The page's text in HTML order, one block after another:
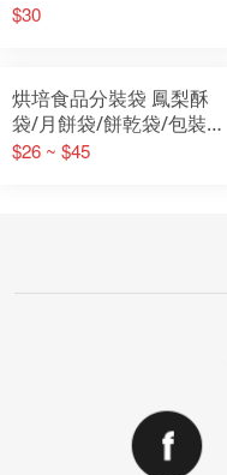
$30
烘培食品分裝袋 鳳梨酥
袋/月餅袋/餅乾袋/包裝
袋
$26 ~ $45